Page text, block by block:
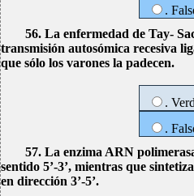
.
56. La enfermedad de Tay-
transmisión autosómica recesiva
que sólo los varones la padecen.
.
.
57. La enzima ARN
sentido 5’-3’, mientras que
en dirección 3’-5’.